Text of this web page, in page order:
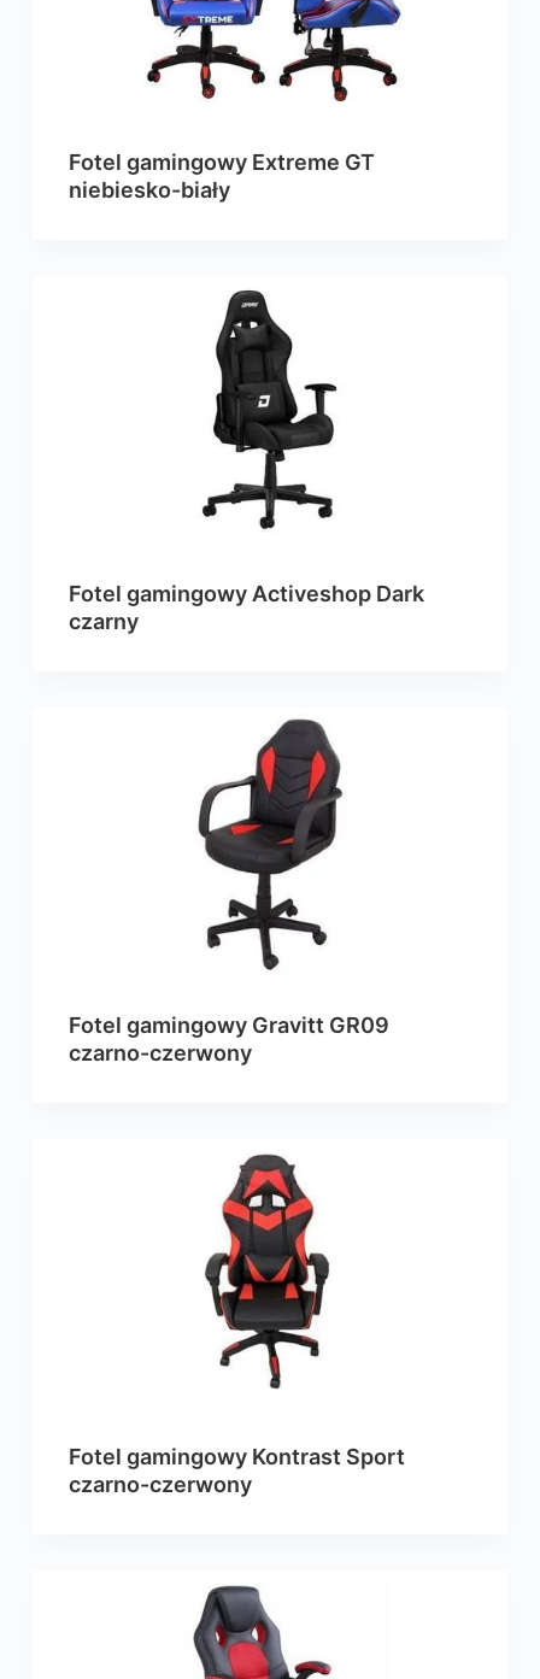
Fotel gamingowy Extreme GT
niebiesko-biały
Fotel gamingowy Activeshop Dark
czarny
Fotel gamingowy Gravitt GR09
czarno-czerwony
Fotel gamingowy Kontrast Sport
czarno-czerwony